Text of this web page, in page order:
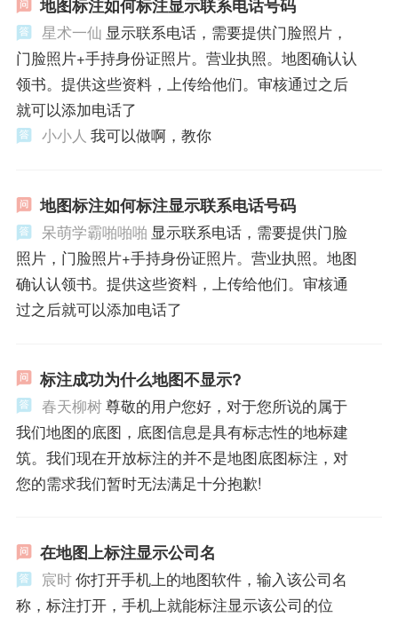
地图标注如何标注显示联系电话号码
星术一仙 显示联系电话，需要提供门脸照片，
门脸照片+手持身份证照片。营业执照。地图确认认
领书。提供这些资料，上传给他们。审核通过之后
就可以添加电话了
小小人 我可以做啊，教你
地图标注如何标注显示联系电话号码
呆萌学霸啪啪啪 显示联系电话，需要提供门脸
照片，门脸照片+手持身份证照片。营业执照。地图
确认认领书。提供这些资料，上传给他们。审核通
过之后就可以添加电话了
标注成功为什么地图不显示?
春天柳树尊敬的用户您好，对于您所说的属于
我们地图的底图，底图信息是具有标志性的地标建
筑。我们现在开放标注的并不是地图底图标注，对
您的需求我们暂时无法满足十分抱歉!
在地图上标注显示公司名
宸时你打开手机上的地图软件，输入该公司名
称，标注打开，手机上就能标注显示该公司的位